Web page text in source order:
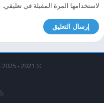
لاستخدامها المرة المقبلة في تعليقي.
© 2021 - 2025 - كل الحقوق محفوظة